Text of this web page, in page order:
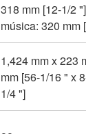
318 mm [12-1/2
música: 320 mm
1,424 mm x 223
mm [56-1/16 " x
1/4 "]